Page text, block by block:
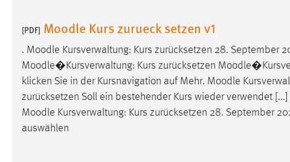
[PDF] Moodle Kurs zurueck setzen v1
. Moodle Kursverwaltung: Kurs zurücksetzen 28. September
Moodle�Kursverwaltung: Kurs zurücksetzen Moodle
klicken Sie in der Kursnavigation auf Mehr. Moodle
zurücksetzen Soll ein bestehender Kurs wieder verwendet
Moodle Kursverwaltung: Kurs zurücksetzen 28. September
auswählen
Zweck: Conversion-Tracking
Cookie Laufzeit: 3 Monate
EXTERNE MEDIEN
Um Inhalte von Videoplattformen und Social Media